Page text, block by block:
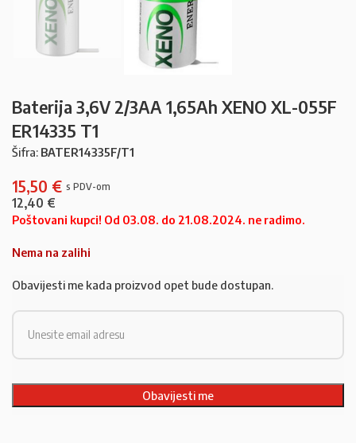
Baterija 3,6V 2/3AA 1,65Ah XENO XL-055F
ER14335 T1
Šifra: BATER14335F/T1
15,50 €
12,40 €
Poštovani kupci! Od 03.08. do 21.08.2024. ne radimo.
Nema na zalihi
Obavijesti me kada proizvod opet bude dostupan.